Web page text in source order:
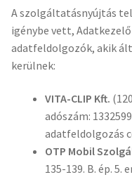
A szolgáltatásnyújtás
igénybe vett,
adatfeldolgozók, akik
kerülnek:
VITA-CLIP Kft.
adószám:
adatfeldolgozás
OTP Mobil
135-139. B. ép. 5.